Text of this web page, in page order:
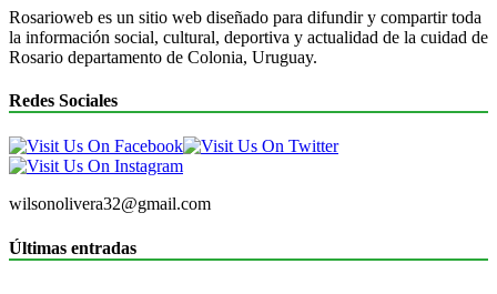
Rosarioweb es un sitio web diseñado para difundir y compartir toda
la información social, cultural, deportiva y actualidad de la cuidad de
Rosario departamento de Colonia, Uruguay.
Redes Sociales
wilsonolivera32@gmail.com
Últimas entradas